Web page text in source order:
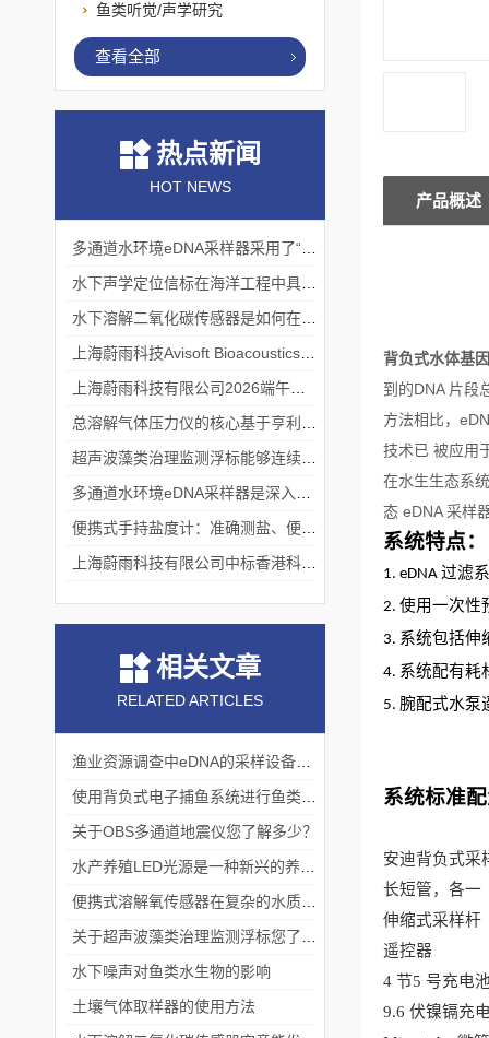
产品概述
背负式水体基
到的DNA 片段
方法相比，
技术已 被应用
在水生生态系
态 eDNA 采样
系统特点：
1. eDNA 过滤
2. 使用一次性
3. 系统包括伸
4. 系统配有耗
5. 腕配式水泵
系统标准
安迪背负式采
长短管，各一
伸缩式采样杆
遥控器
4 节5 号充电
9.6 伏镍镉充
鱼类听觉/声学研究
查看全部
热点新闻
HOT NEWS
相关文章
RELATED ARTICLES
关于OBS多通道地震仪您了解多少？
水下噪声对鱼类水生物的影响
土壤气体取样器的使用方法